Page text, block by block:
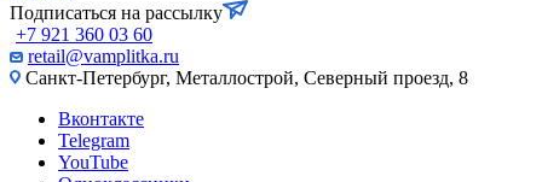
Подписаться на рассылку
+7 921 360 03 60
retail@vamplitka.ru
Санкт-Петербург, Металлострой, Северный проезд, 8
Вконтакте
Telegram
YouTube